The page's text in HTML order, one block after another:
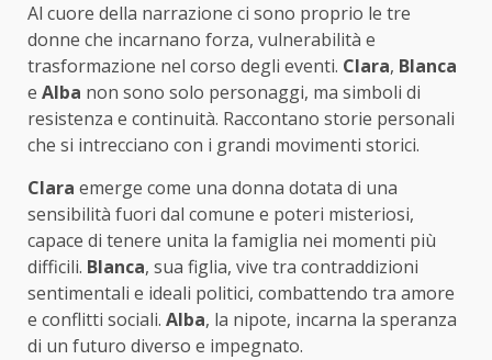
Al cuore della narrazione ci sono proprio le tre
donne che incarnano forza, vulnerabilità e
trasformazione nel corso degli eventi. Clara, Blanca
e Alba non sono solo personaggi, ma simboli di
resistenza e continuità. Raccontano storie personali
che si intrecciano con i grandi movimenti storici.
Clara emerge come una donna dotata di una
sensibilità fuori dal comune e poteri misteriosi,
capace di tenere unita la famiglia nei momenti più
difficili. Blanca, sua figlia, vive tra contraddizioni
sentimentali e ideali politici, combattendo tra amore
e conflitti sociali. Alba, la nipote, incarna la speranza
di un futuro diverso e impegnato.